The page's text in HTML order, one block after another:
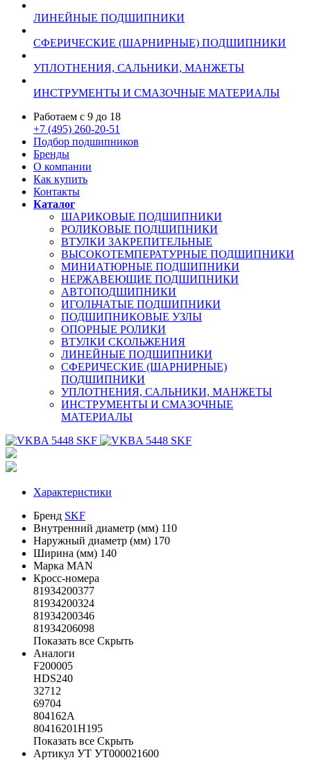
ЛИНЕЙНЫЕ ПОДШИПНИКИ
СФЕРИЧЕСКИЕ (ШАРНИРНЫЕ) ПОДШИПНИКИ
УПЛОТНЕНИЯ, САЛЬНИКИ, МАНЖЕТЫ
ИНСТРУМЕНТЫ И СМАЗОЧНЫЕ МАТЕРИАЛЫ
Работаем с 9 до 18
+7 (495) 260-20-51
Подбор подшипников
Бренды
О компании
Как купить
Контакты
Каталог
ШАРИКОВЫЕ ПОДШИПНИКИ
РОЛИКОВЫЕ ПОДШИПНИКИ
ВТУЛКИ ЗАКРЕПИТЕЛЬНЫЕ
ВЫСОКОТЕМПЕРАТУРНЫЕ ПОДШИПНИКИ
МИНИАТЮРНЫЕ ПОДШИПНИКИ
НЕРЖАВЕЮЩИЕ ПОДШИПНИКИ
АВТОПОДШИПНИКИ
ИГОЛЬЧАТЫЕ ПОДШИПНИКИ
ПОДШИПНИКОВЫЕ УЗЛЫ
ОПОРНЫЕ РОЛИКИ
ВТУЛКИ СКОЛЬЖЕНИЯ
ЛИНЕЙНЫЕ ПОДШИПНИКИ
СФЕРИЧЕСКИЕ (ШАРНИРНЫЕ)
ПОДШИПНИКИ
УПЛОТНЕНИЯ, САЛЬНИКИ, МАНЖЕТЫ
ИНСТРУМЕНТЫ И СМАЗОЧНЫЕ
МАТЕРИАЛЫ
Характеристики
Бренд SKF
Внутренний диаметр (мм) 110
Наружный диаметр (мм) 170
Ширина (мм) 140
Марка MAN
Кросс-номера
81934200377
81934200324
81934200346
81934206098
Показать все Скрыть
Аналоги
F200005
HDS240
32712
69704
804162A
80416201H195
Показать все Скрыть
Артикул УТ УТ000021600